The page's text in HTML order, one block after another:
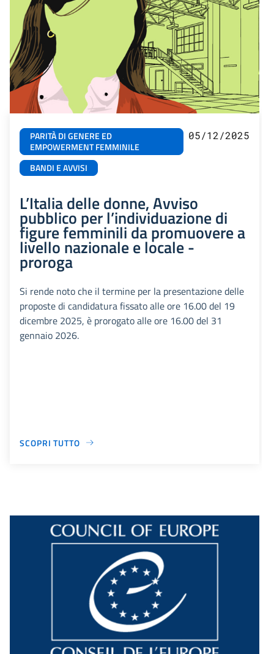
PARITÀ DI GENERE ED
EMPOWERMENT FEMMINILE
BANDI E AVVISI
05/12/2025
L’Italia delle donne, Avviso
pubblico per l’individuazione di
figure femminili da promuovere a
livello nazionale e locale -
proroga
Si rende noto che il termine per la presentazione delle
proposte di candidatura fissato alle ore 16.00 del 19
dicembre 2025, è prorogato alle ore 16.00 del 31
gennaio 2026.
SCOPRI TUTTO